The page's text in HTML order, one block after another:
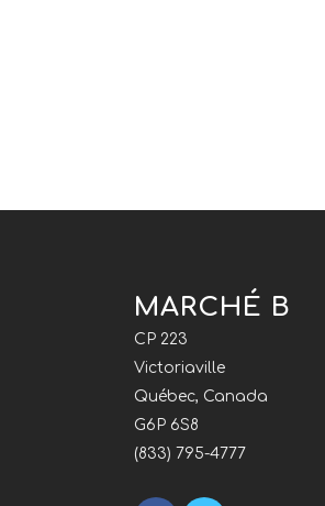
MARCHÉ B
CP 223
Victoriaville
Québec, Canada
G6P 6S8
(833) 795-4777